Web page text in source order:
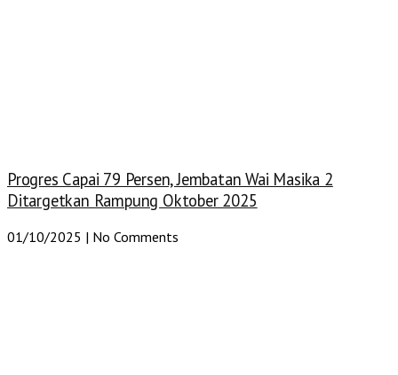
Progres Capai 79 Persen, Jembatan Wai Masika 2
Ditargetkan Rampung Oktober 2025
01/10/2025 No Comments